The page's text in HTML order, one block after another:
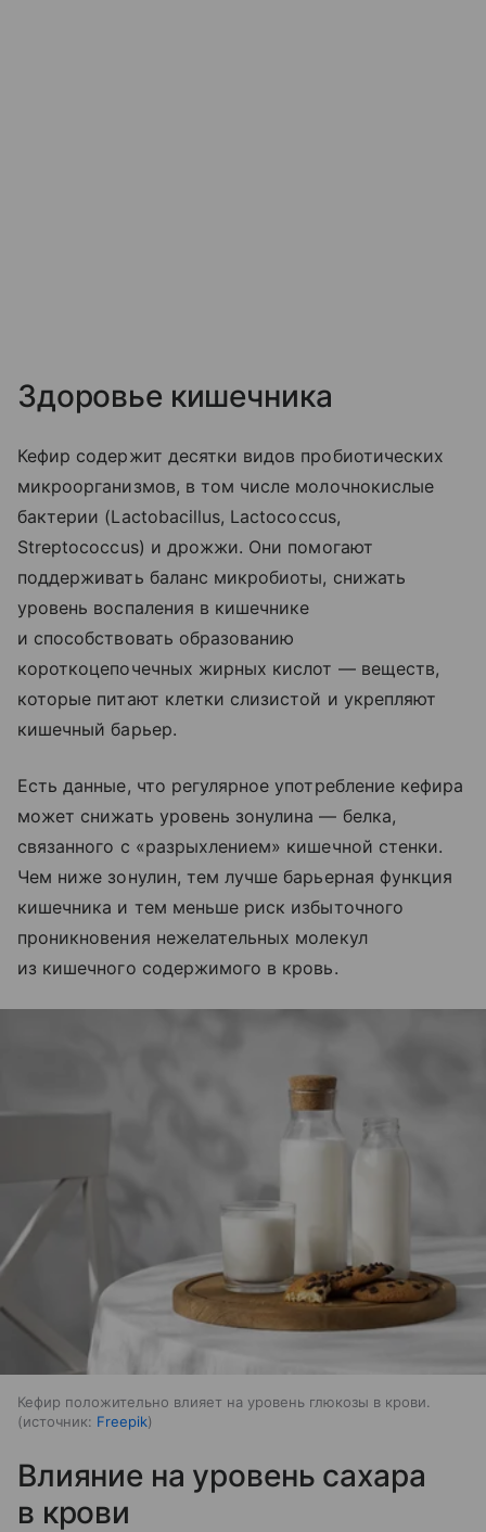
Здоровье кишечника
Кефир содержит десятки видов пробиотических
микроорганизмов, в том числе молочнокислые
бактерии (Lactobacillus, Lactococcus,
Streptococcus) и дрожжи. Они помогают
поддерживать баланс микробиоты, снижать
уровень воспаления в кишечнике
и способствовать образованию
короткоцепочечных жирных кислот — веществ,
которые питают клетки слизистой и укрепляют
кишечный барьер.
Есть данные, что регулярное употребление кефира
может снижать уровень зонулина — белка,
связанного с «разрыхлением» кишечной стенки.
Чем ниже зонулин, тем лучше барьерная функция
кишечника и тем меньше риск избыточного
проникновения нежелательных молекул
из кишечного содержимого в кровь.
Кефир положительно влияет на уровень глюкозы в крови.
источник: Freepik
Влияние на уровень сахара
в крови